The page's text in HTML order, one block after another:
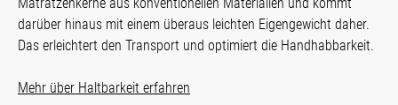
darüber hinaus mit einem überaus leichten Eigengewicht daher.
Das erleichtert den Transport und optimiert die Handhabbarkeit.
Mehr über Haltbarkeit erfahren